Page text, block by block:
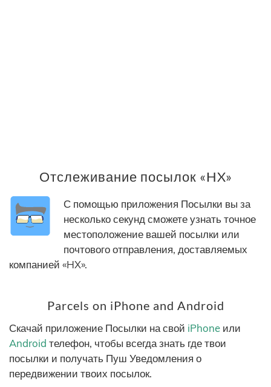
Отслеживание посылок «HX»
С помощью приложения Посылки вы за
несколько секунд сможете узнать точное
местоположение вашей посылки или
почтового отправления, доставляемых
компанией «HX».
Parcels on iPhone and Android
Скачай приложение Посылки на свой iPhone или
Android телефон, чтобы всегда знать где твои
посылки и получать Пуш Уведомления о
передвижении твоих посылок.